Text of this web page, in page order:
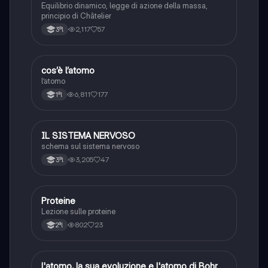
Equilibrio dinamico, legge di azione della massa,
principio di Châtelier
3ªl 2,117 57
Scienze
cos’è l’atomo
l’atomo
1ªl 6,811 177
Scienze
IL SISTEMA NERVOSO
schema sul sistema nervoso
3ªl 3,205 47
Scienze
Proteine
Lezione sulle proteine
2ªl 802 23
Chimica
l'atomo, la sua evoluzione e l'atomo di Bohr